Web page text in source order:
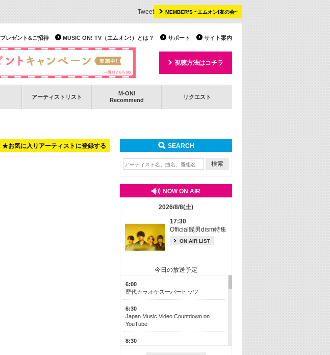
MEMBER’S ~エムオン!友の会~
Tweet
サイト案内
サポート
MUSIC ON! TV（エムオン!）とは？
プレゼント&ご招待
視聴方法はコチラ
アーティストリスト
M-ON!
Recommend
リクエスト
★お気に入りアーティストに登録する SEARCH
NOW ON AIR
2026/8/8(土)
17:30
Official髭男dism特集
ON AIR LIST
今日の放送予定
6:00
歴代カラオケスーパーヒッツ
6:30
Japan Music Video Countdown on
YouTube
8:30